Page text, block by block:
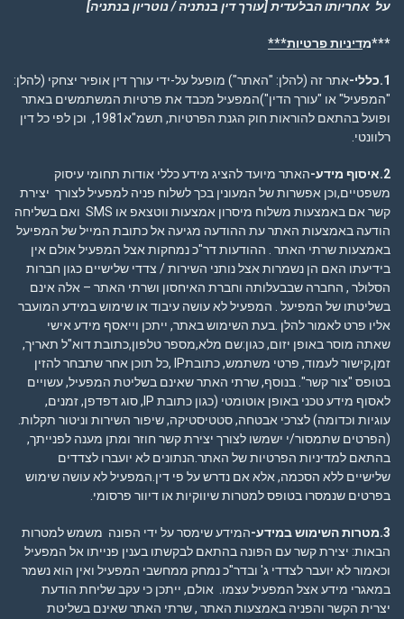
על אחריותו הבלעדית[עורך דין בנתניה / נוטריון בנתניה]
***מדיניות פרטיות***
1.כללי-
אתר זה (להלן: "האתר") מופעל על-ידי עורך דין אופיר יצחקי (להלן:
"המפעיל" או "עורך הדין")המפעיל מכבד את פרטיות המשתמשים באתר
ופועל בהתאם להוראות חוק הגנת הפרטיות, תשמ"א1981, וכן לפי כל דין
רלוונטי.
2.איסוף מידע-
האתר מיועד להציג מידע כללי אודות תחומי עיסוק
משפטיים,וכן אפשרות של המעונין בכך לשלוח פניה למפעיל לצורך יצירת
קשר אם באמצעות משלוח מיסרון אמצעות ווטצאפ או SMS ואם בשליחה
הודעה באמצעות האתר עת ההודעה מגיעה אל כתובת המייל של המפיעל
באמצעות שרתי האתר . ההודעות דר"כ נמחקות אצל המפעיל אולם אין
בידיעתו האם הן נשמרות אצל נותני השירות / צדדי שלישיים כגון חברות
הסלולר , החברה שבבעלותה וחברת האיחסון ושרתי האתר – אלה אינם
בשליטתו של המפיעל . המפעיל לא עושה עיבוד או שימוש במידע המועבר
אליו פרט לאמור להלן .בעת השימוש באתר, ייתכן וייאסף מידע אישי
שאתה מוסר באופן יזום, כגון:שם מלא,מספר טלפון,כתובת דוא"ל תאריך,
זמן,קישור לעמוד, פרטי משתמש, כתובתIP ,כל תוכן אחר שתבחר להזין
בטופס "צור קשר". בנוסף, שרתי האתר שאינם בשליטת המפעיל, עשויים
לאסוף מידע טכני באופן אוטומטי (כגון כתובת IP, סוג דפדפן, זמנים,
עוגיות וכדומה) לצרכי אבטחה, סטטיסטיקה, שיפור השירות וניטור תקלות.
(הפרטים שתמסור/י ישמשו לצורך יצירת קשר חוזר ומתן מענה לפנייתך,
בהתאם למדיניות הפרטיותשל האתר.הנתונים לא יועברו לצדדים
שלישיים ללא הסכמה, אלא אם נדרש על פי דין.המפעיל לא עושה שימוש
בפרטים שנמסרו בטופס למטרות שיווקיות או דיוור פרסומי.
3.מטרות השימוש במידע-
המידע שימסר על ידי הפונה משמש למטרות
הבאות: יצירת קשר עם הפונה בהתאם לבקשתו בענין פנייתו אל המפעיל
וכאמור לא יועבר לצדדי ג' ובדר"כ נמחק ממחשבי המפעיל ואין הוא נשמר
במאגרי מידע אצל המפעיל עצמו. אולם, ייתכן כי עקב שליחת הודעת
יצרית הקשר והפניה באמצעות האתר , שרתי האתר שאינם בשליטת